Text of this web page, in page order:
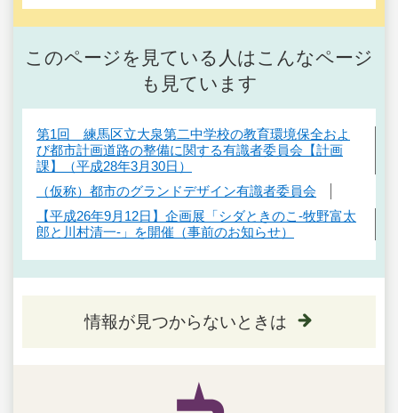
このページを見ている人はこんなページ
も見ています
第1回 練馬区立大泉第二中学校の教育環境保全およ
び都市計画道路の整備に関する有識者委員会【計画
課】（平成28年3月30日）
（仮称）都市のグランドデザイン有識者委員会
【平成26年9月12日】企画展「シダときのこ‐牧野富太
郎と川村清一‐」を開催（事前のお知らせ）
情報が見つからないときは